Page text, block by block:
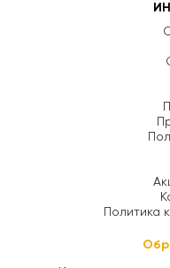
Политика